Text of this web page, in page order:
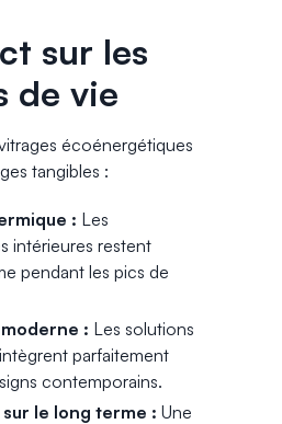
sur les
de vie
écoénergétiques
tangibles :
: Les
intérieures restent
pendant les pics de
: Les solutions
parfaitement
contemporains.
sur le long terme : Une